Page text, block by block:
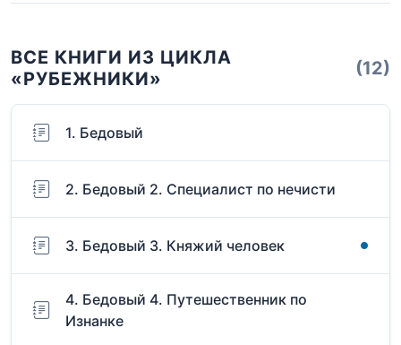
ВСЕ КНИГИ ИЗ ЦИКЛА
«РУБЕЖНИКИ»
(12)
1. Бедовый
2. Бедовый 2. Специалист по нечисти
3. Бедовый 3. Княжий человек
4. Бедовый 4. Путешественник по
Изнанке